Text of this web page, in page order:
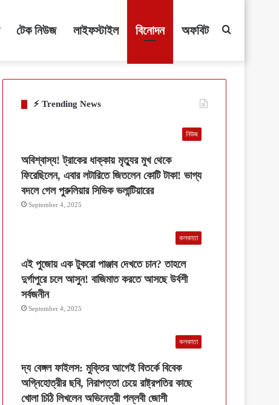
টেক নিউজ লাইফস্টাইল বিনোদন অফবিট
⚡ Trending News
নিউজ
অবিশ্বাস্য! ট্রাকের ধাক্কায় মৃত্যুর মুখ থেকে
ফিরেছিলেন, এবার লটারিতে জিতলেন কোটি টাকা! ভাগ্য
বদলে গেল পুরুলিয়ার সিভিক ভলান্টিয়ারের
September 4, 2025
কলকাতা
এই পুজোয় এক টুকরো পাঞ্জাব দেখতে চান? তাহলে
দুর্গাপুরে চলে আসুন! বাজিমাত করতে আসছে উর্বশী
সর্বজনীন
September 4, 2025
কলকাতা
দ্য বেঙ্গল ফাইলস: মুক্তির আগেই বিতর্কে বিবেক
অগ্নিহোত্রীর ছবি, নিরাপত্তা চেয়ে রাষ্ট্রপতির কাছে
খোলা চিঠি লিখলেন অভিনেত্রী পল্লবী জোশী